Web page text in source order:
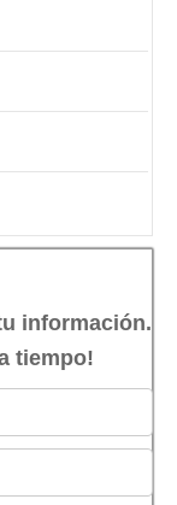
información.
tiempo!